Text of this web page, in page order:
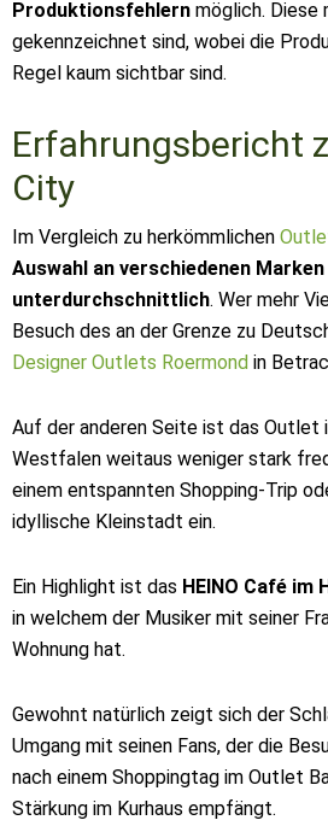
Produktionsfehlern möglich. Diese
gekennzeichnet sind, wobei die
Regel kaum sichtbar sind.
Erfahrungsbericht
City
Im Vergleich zu herkömmlichen
Auswahl an verschiedenen Marken
unterdurchschnittlich. Wer mehr
Besuch des an der Grenze zu
Designer Outlets Roermond in
Auf der anderen Seite ist das Outlet
Westfalen weitaus weniger stark
einem entspannten Shopping-Trip
idyllische Kleinstadt ein.
Ein Highlight ist das HEINO Café im
in welchem der Musiker mit seiner
Wohnung hat.
Gewohnt natürlich zeigt sich der
Umgang mit seinen Fans, der die
nach einem Shoppingtag im Outlet
Stärkung im Kurhaus empfängt.